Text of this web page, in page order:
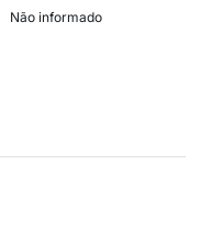
Não informado